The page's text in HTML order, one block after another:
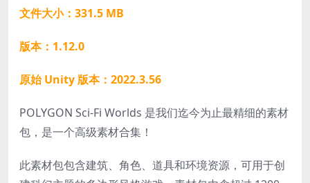
文件大小：331.5 MB
版本：1.12.0
原始 Unity 版本：2022.3.56
POLYGON Sci-Fi Worlds 是我们迄今为止最精细的素材
包，是一个高级素材合集！
此素材包包含建筑、角色、道具和环境资源，可用于创